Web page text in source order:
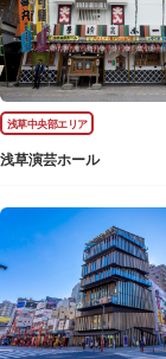
浅草中央部エリア
浅草演芸ホール